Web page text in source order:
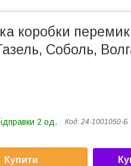
коробки
Соболь,
2 од. Код: 24-1001050-Б
Купити